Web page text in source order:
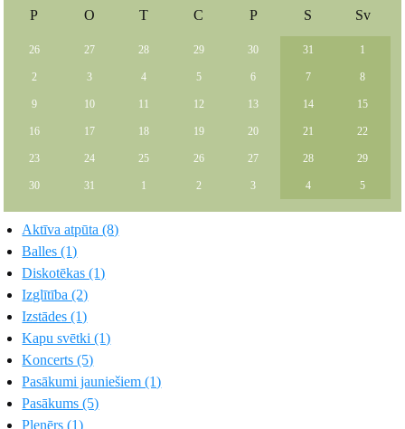
P O T C P S Sv
26 27 28 29 30 31 1
2 3 4 5 6 7 8
9 10 11 12 13 14 15
16 17 18 19 20 21 22
23 24 25 26 27 28 29
30 31 1 2 3 4 5
Aktīva atpūta (8)
Balles (1)
Diskotēkas (1)
Izglītība (2)
Izstādes (1)
Kapu svētki (1)
Koncerts (5)
Pasākumi jauniešiem (1)
Pasākums (5)
Plenērs (1)